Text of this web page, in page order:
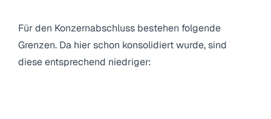
Für den Konzernabschluss bestehen folgende
Grenzen. Da hier schon konsolidiert wurde, sind
diese entsprechend niedriger: